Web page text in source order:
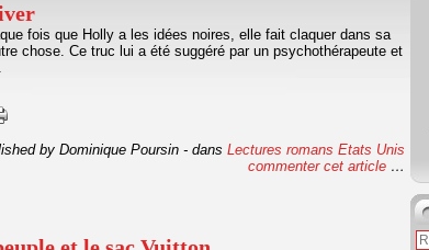
fois que Holly a les idées noires, elle fait claquer dans sa
chose. Ce truc lui a été suggéré par un psychothérapeute et
by Dominique Poursin - dans Lectures romans Etats Unis
commenter cet article …